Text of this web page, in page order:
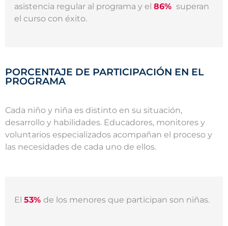
asistencia regular al programa y el 86% superan
el curso con éxito.
PORCENTAJE DE PARTICIPACIÓN EN EL
PROGRAMA
Cada niño y niña es distinto en su situación,
desarrollo y habilidades. Educadores, monitores y
voluntarios especializados acompañan el proceso y
las necesidades de cada uno de ellos.
El 53% de los menores que participan son niñas.